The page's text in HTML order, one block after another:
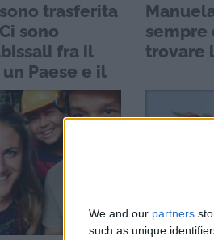
We and our partners
such as unique
trasferita
sono
fra il
Paese e il
sempre
trovare